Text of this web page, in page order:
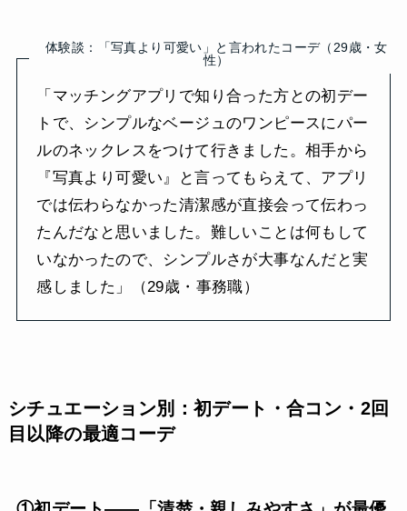
体験談：「写真より可愛い」と言われたコーデ（29歳・女
性）
「マッチングアプリで知り合った方との初デー
トで、シンプルなベージュのワンピースにパー
ルのネックレスをつけて行きました。相手から
『写真より可愛い』と言ってもらえて、アプリ
では伝わらなかった清潔感が直接会って伝わっ
たんだなと思いました。難しいことは何もして
いなかったので、シンプルさが大事なんだと実
感しました」（29歳・事務職）
シチュエーション別：初デート・合コン・2回
目以降の最適コーデ